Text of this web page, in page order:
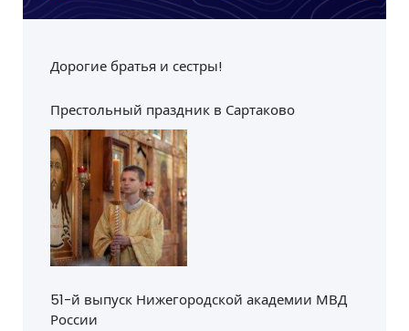
Дорогие братья и сестры!
Престольный праздник в Сартаково
51-й выпуск Нижегородской академии МВД
России